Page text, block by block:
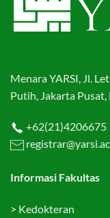
Menara YARSI, Jl.
Putih, Jakarta
+62(21)4206675
Informasi Fakultas
> Kedokteran